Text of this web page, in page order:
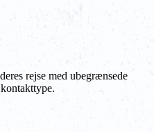
rejse med ubegrænsede